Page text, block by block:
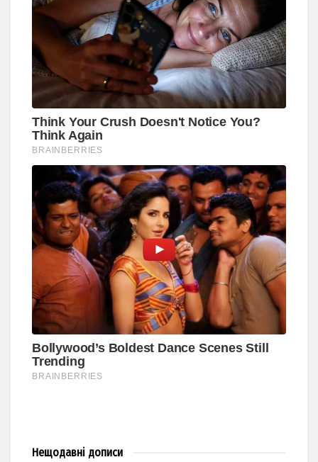
Нещодавні дописи